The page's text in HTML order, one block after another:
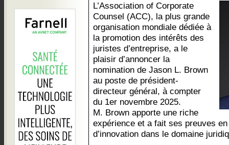
L’Association of Corporate
Counsel (ACC), la plus grande
organisation mondiale dédiée à
la promotion des intérêts des
juristes d’entreprise, a le
plaisir d’annoncer la
nomination de Jason L. Brown
au poste de président-
directeur général, à compter
du 1er novembre 2025.
M. Brown apporte une riche
expérience et a fait ses preuves
d’innovation dans le domaine